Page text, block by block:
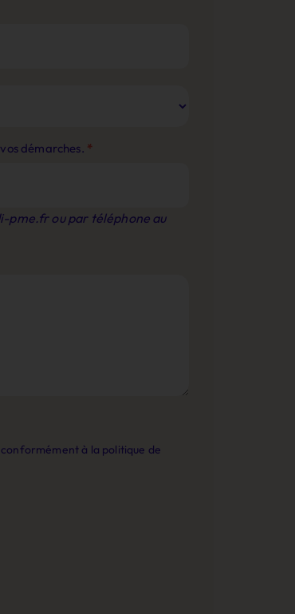
démarches. *
pme.frou par téléphone au
à la politique de